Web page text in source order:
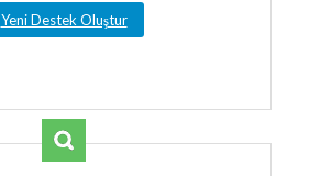
Yeni Destek Oluştur